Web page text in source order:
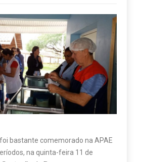
bastante comemorado na APAE
na quinta-feira 11 de